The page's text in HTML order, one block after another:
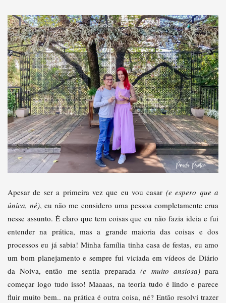
Apesar de ser a primeira vez que eu vou casar (e espero que a
única, né), eu não me considero uma pessoa completamente crua
nesse assunto. É claro que tem coisas que eu não fazia ideia e fui
entender na prática, mas a grande maioria das coisas e dos
processos eu já sabia! Minha família tinha casa de festas, eu amo
um bom planejamento e sempre fui viciada em vídeos de Diário
da Noiva, então me sentia preparada(e muito ansiosa)para
começar logo tudo isso! Maaaas, na teoria tudo é lindo e parece
fluir muito bem.. na prática é outra coisa, né? Então resolvi trazer